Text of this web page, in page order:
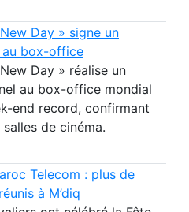
Day » signe un
au box-office
Day » réalise un
au box-office mondial
end record, confirmant
de cinéma.
Telecom : plus de
à M’diq